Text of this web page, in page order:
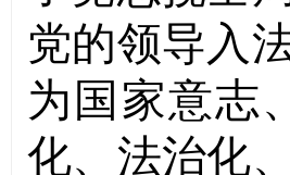
党的领导入
为国家意志
化、法治化